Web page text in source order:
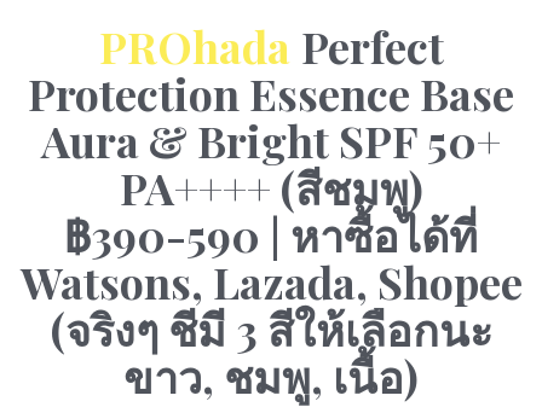
PROhada Perfect
Protection Essence Base
Aura & Bright SPF 50+
PA++++ (สีชมพู)
฿390-590 | หาซื้อได้ที่
Watsons, Lazada, Shopee
(จริงๆ ชีมี 3 สีให้เลือกนะ
ขาว, ชมพู, เนื้อ)